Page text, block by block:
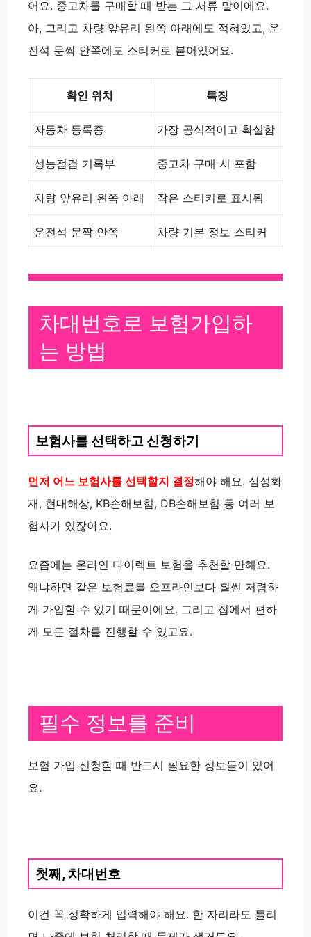
어요. 중고차를 구매할 때 받는 그 서류 말이에요.
아, 그리고 차량 앞유리 왼쪽 아래에도 적혀있고, 운
전석 문짝 안쪽에도 스티커로 붙어있어요.
확인 위치 특징
자동차 등록증 가장 공식적이고 확실함
성능점검 기록부 중고차 구매 시 포함
차량 앞유리 왼쪽 아래 작은 스티커로 표시됨
운전석 문짝 안쪽 차량 기본 정보 스티커
차대번호로 보험가입하
는 방법
보험사를 선택하고 신청하기
먼저 어느 보험사를 선택할지 결정해야 해요. 삼성화
재, 현대해상, KB손해보험, DB손해보험 등 여러 보
험사가 있잖아요.
요즘에는 온라인 다이렉트 보험을 추천할 만해요.
왜냐하면 같은 보험료를 오프라인보다 훨씬 저렴하
게 가입할 수 있기 때문이에요. 그리고 집에서 편하
게 모든 절차를 진행할 수 있고요.
필수 정보를 준비
보험 가입 신청할 때 반드시 필요한 정보들이 있어
요.
첫째, 차대번호
이건 꼭 정확하게 입력해야 해요. 한 자리라도 틀리